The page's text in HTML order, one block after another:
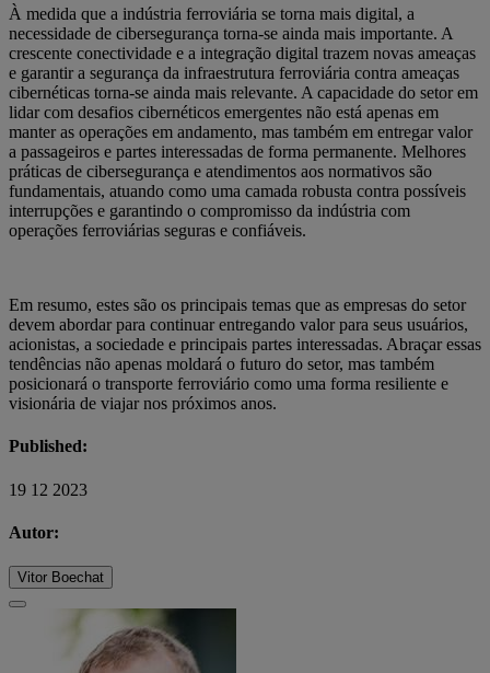
À medida que a indústria ferroviária se torna mais digital, a
necessidade de cibersegurança torna-se ainda mais importante. A
crescente conectividade e a integração digital trazem novas ameaças
e garantir a segurança da infraestrutura ferroviária contra ameaças
cibernéticas torna-se ainda mais relevante. A capacidade do setor em
lidar com desafios cibernéticos emergentes não está apenas em
manter as operações em andamento, mas também em entregar valor
a passageiros e partes interessadas de forma permanente. Melhores
práticas de cibersegurança e atendimentos aos normativos são
fundamentais, atuando como uma camada robusta contra possíveis
interrupções e garantindo o compromisso da indústria com
operações ferroviárias seguras e confiáveis.
Em resumo, estes são os principais temas que as empresas do setor
devem abordar para continuar entregando valor para seus usuários,
acionistas, a sociedade e principais partes interessadas. Abraçar essas
tendências não apenas moldará o futuro do setor, mas também
posicionará o transporte ferroviário como uma forma resiliente e
visionária de viajar nos próximos anos.
Published:
19 12 2023
Autor:
Vitor Boechat